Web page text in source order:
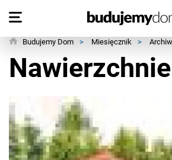
Budujemy Dom > Miesięcznik >
Nawierzchnie